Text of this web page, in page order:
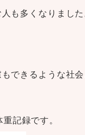
も多くなりました
できるような社
記録です。